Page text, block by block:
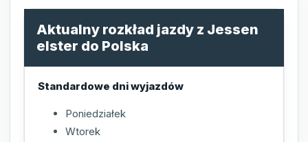
Aktualny rozkład jazdy z Jessen
elster do Polska
Standardowe dni wyjazdów
Poniedziałek
Wtorek